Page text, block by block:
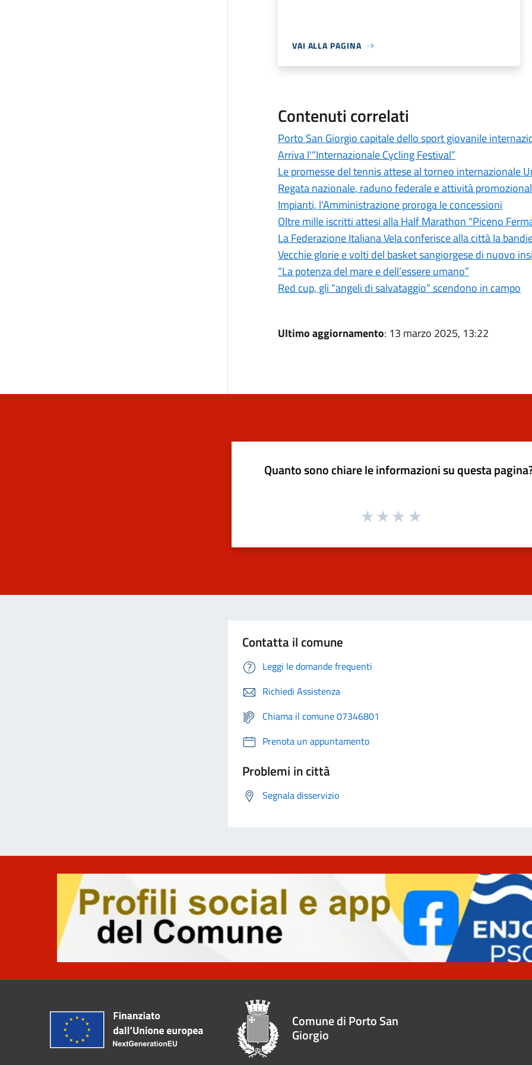
VAI ALLA PAGINA
Contenuti correlati
Porto San Giorgio capitale dello sport giovanile
Arriva l'“Internazionale Cycling Festival”
Le promesse del tennis attese al torneo internazionale
Regata nazionale, raduno federale e attività
Impianti, l'Amministrazione proroga le concessioni
Oltre mille iscritti attesi alla Half Marathon “Piceno
La Federazione Italiana Vela conferisce alla città la
Vecchie glorie e volti del basket sangiorgese di nuovo
“La potenza del mare e dell’essere umano”
Red cup, gli “angeli di salvataggio” scendono in campo
Ultimo aggiornamento: 13 marzo 2025, 13:22
Quanto sono chiare le informazioni su questa
Contatta il comune
Leggi le domande frequenti
Richiedi Assistenza
Chiama il comune 07346801
Prenota un appuntamento
Problemi in città
Segnala disservizio
Comune di Porto San
Giorgio